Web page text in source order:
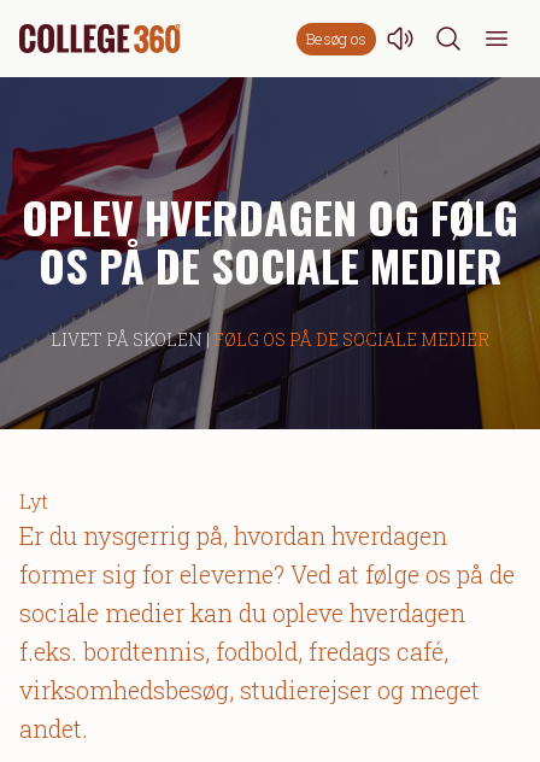
Besøg os
OPLEV HVERDAGEN OG FØLG
OS PÅ DE SOCIALE MEDIER
LIVET PÅ SKOLEN | FØLG OS PÅ DE SOCIALE MEDIER
Lyt
Er du nysgerrig på, hvordan hverdagen
former sig for eleverne? Ved at følge os på de
sociale medier kan du opleve hverdagen
f.eks. bordtennis, fodbold, fredags café,
virksomhedsbesøg, studierejser og meget
andet.